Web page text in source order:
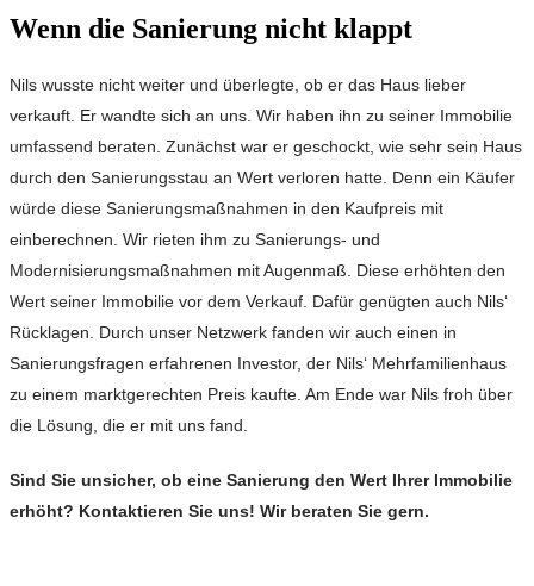
Wenn die Sanierung nicht klappt
Nils wusste nicht weiter und überlegte, ob er das Haus lieber
verkauft. Er wandte sich an uns. Wir haben ihn zu seiner Immobilie
umfassend beraten. Zunächst war er geschockt, wie sehr sein Haus
durch den Sanierungsstau an Wert verloren hatte. Denn ein Käufer
würde diese Sanierungsmaßnahmen in den Kaufpreis mit
einberechnen. Wir rieten ihm zu Sanierungs- und
Modernisierungsmaßnahmen mit Augenmaß. Diese erhöhten den
Wert seiner Immobilie vor dem Verkauf. Dafür genügten auch Nils‘
Rücklagen. Durch unser Netzwerk fanden wir auch einen in
Sanierungsfragen erfahrenen Investor, der Nils‘ Mehrfamilienhaus
zu einem marktgerechten Preis kaufte. Am Ende war Nils froh über
die Lösung, die er mit uns fand.
Sind Sie unsicher, ob eine Sanierung den Wert Ihrer Immobilie
erhöht? Kontaktieren Sie uns! Wir beraten Sie gern.